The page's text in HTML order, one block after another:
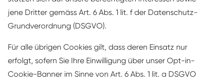
jene Dritter gemäss Art. 6 Abs. 1 lit. f der Datenschutz-
Grundverordnung (DSGVO).
Für alle übrigen Cookies gilt, dass deren Einsatz nur
erfolgt, sofern Sie Ihre Einwilligung über unser Opt-in-
Cookie-Banner im Sinne von Art. 6 Abs. 1 lit. a DSGVO